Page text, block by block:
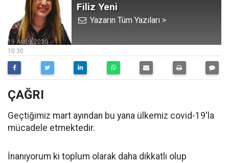
Filiz Yeni
Yazarın Tüm Yazıları >
10:30
19 Aralık 2020
ÇAĞRI
Geçtiğimiz mart ayından bu yana ülkemiz covid-19'la
mücadele etmektedir.
İnanıyorum ki toplum olarak daha dikkatli olup